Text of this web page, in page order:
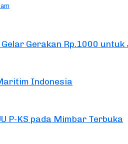
Gerakan Rp.1000 untuk
Indonesia
P-KS pada Mimbar Terbuka